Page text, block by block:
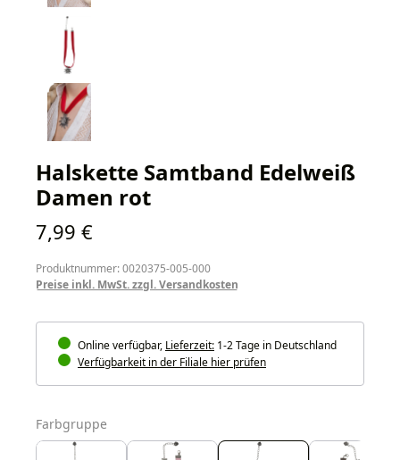
Halskette Samtband Edelweiß
Damen rot
Regulärer Preis:
7,99 €
Produktnummer: 0020375-005-000
Preise inkl. MwSt. zzgl. Versandkosten
Online verfügbar, Lieferzeit: 1-2 Tage in Deutschland
Verfügbarkeit in der Filiale hier prüfen
Farbgruppe